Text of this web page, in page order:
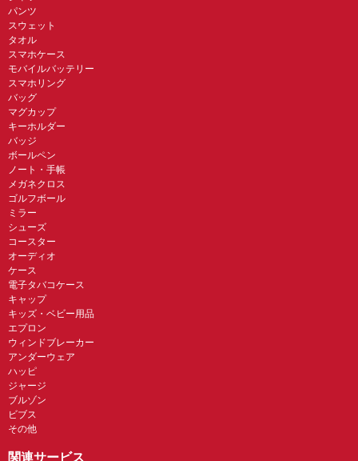
パンツ
スウェット
タオル
スマホケース
モバイルバッテリー
スマホリング
バッグ
マグカップ
キーホルダー
バッジ
ボールペン
ノート・手帳
メガネクロス
ゴルフボール
ミラー
シューズ
コースター
オーディオ
ケース
電子タバコケース
キャップ
キッズ・ベビー用品
エプロン
ウィンドブレーカー
アンダーウェア
ハッピ
ジャージ
ブルゾン
ビブス
その他
関連サービス